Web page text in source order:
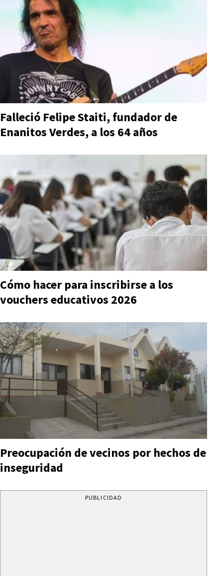
Falleció Felipe Staiti, fundador de
Enanitos Verdes, a los 64 años
Cómo hacer para inscribirse a los
vouchers educativos 2026
Preocupación de vecinos por hechos de
inseguridad
PUBLICIDAD